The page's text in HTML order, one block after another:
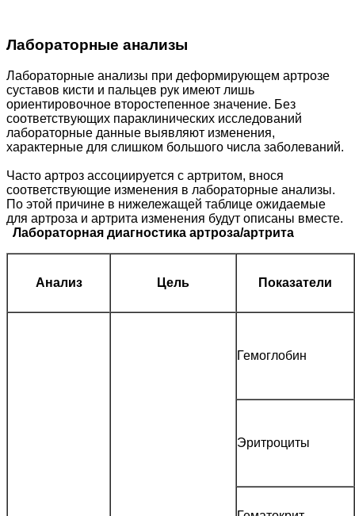
Лабораторные анализы
Лабораторные анализы при деформирующем артрозе
суставов кисти и пальцев рук имеют лишь
ориентировочное второстепенное значение. Без
соответствующих параклинических исследований
лабораторные данные выявляют изменения,
характерные для слишком большого числа заболеваний.
Часто артроз ассоциируется с артритом, внося
соответствующие изменения в лабораторные анализы.
По этой причине в нижележащей таблице ожидаемые
для артроза и артрита изменения будут описаны вместе.
Лабораторная диагностика артроза/артрита
Анализ Цель Показатели
Гемоглобин
Эритроциты